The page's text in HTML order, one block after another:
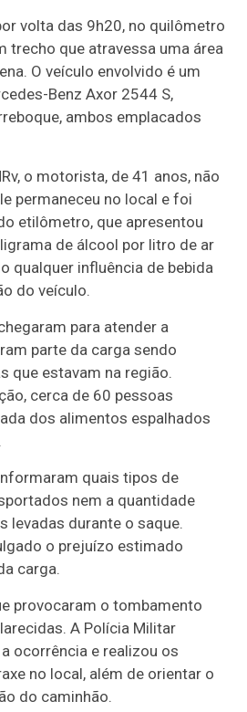
volta das 9h20, no quilômetro
trecho que atravessa uma área
O veículo envolvido é um
Benz Axor 2544 S,
ambos emplacados
o motorista, de 41 anos, não
permaneceu no local e foi
etilômetro, que apresentou
de álcool por litro de ar
qualquer influência de bebida
do veículo.
para atender a
parte da carga sendo
que estavam na região.
cerca de 60 pessoas
dos alimentos espalhados
quais tipos de
nem a quantidade
levadas durante o saque.
o prejuízo estimado
carga.
provocaram o tombamento
A Polícia Militar
ocorrência e realizou os
no local, além de orientar o
do caminhão.